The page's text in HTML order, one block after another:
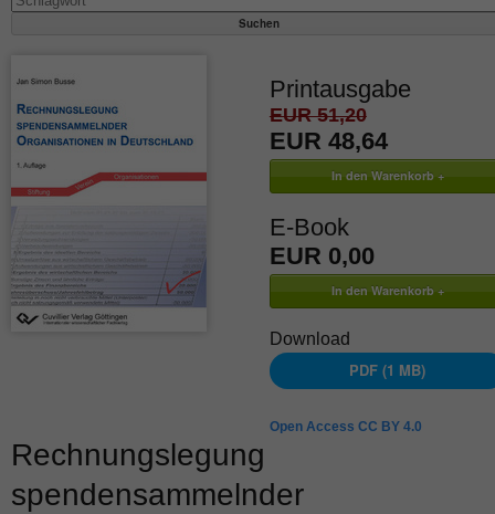
Printausgabe
EUR 51,20
EUR 48,64
E-Book
EUR 0,00
Download
PDF (1 MB)
Open Access CC BY 4.0
Rechnungslegung
spendensammelnder